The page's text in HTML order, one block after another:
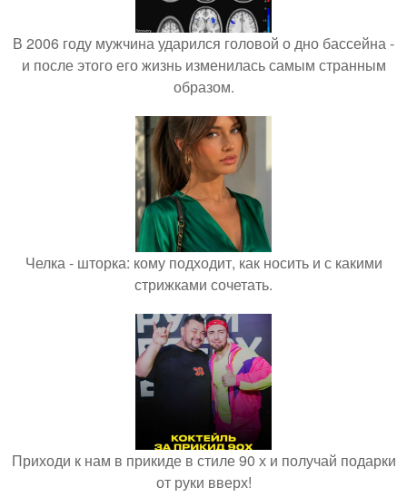
В 2006 году мужчина ударился головой о дно бассейна -
и после этого его жизнь изменилась самым странным
образом.
Челка - шторка: кому подходит, как носить и с какими
стрижками сочетать.
Приходи к нам в прикиде в стиле 90 х и получай подарки
от руки вверх!